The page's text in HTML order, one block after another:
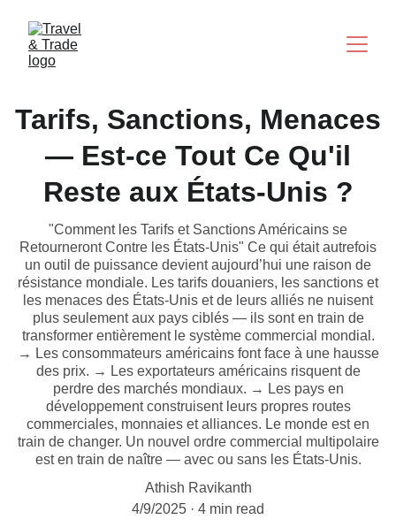
Tarifs, Sanctions, Menaces
— Est-ce Tout Ce Qu'il
Reste aux États-Unis ?
"Comment les Tarifs et Sanctions Américains se
Retourneront Contre les États-Unis" Ce qui était autrefois
un outil de puissance devient aujourd’hui une raison de
résistance mondiale. Les tarifs douaniers, les sanctions et
les menaces des États-Unis et de leurs alliés ne nuisent
plus seulement aux pays ciblés — ils sont en train de
transformer entièrement le système commercial mondial.
→ Les consommateurs américains font face à une hausse
des prix. → Les exportateurs américains risquent de
perdre des marchés mondiaux. → Les pays en
développement construisent leurs propres routes
commerciales, monnaies et alliances. Le monde est en
train de changer. Un nouvel ordre commercial multipolaire
est en train de naître — avec ou sans les États-Unis.
Athish Ravikanth
4/9/2025
4 min read